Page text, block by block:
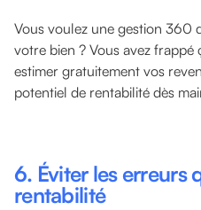
Vous voulez une gestion 360
votre bien ? Vous avez frappé
estimer gratuitement vos
potentiel de rentabilité dès
6. Éviter les erreurs
rentabilité